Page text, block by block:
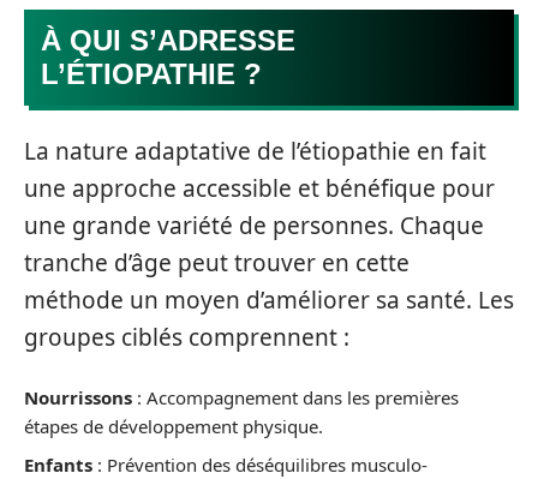
À QUI S’ADRESSE
L’ÉTIOPATHIE ?
La nature adaptative de l’étiopathie en fait
une approche accessible et bénéfique pour
une grande variété de personnes. Chaque
tranche d’âge peut trouver en cette
méthode un moyen d’améliorer sa santé. Les
groupes ciblés comprennent :
Nourrissons : Accompagnement dans les premières
étapes de développement physique.
Enfants : Prévention des déséquilibres musculo-